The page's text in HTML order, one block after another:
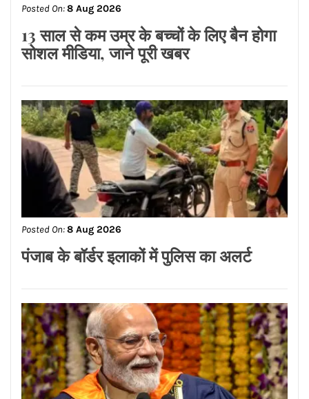
13 साल से कम उम्र के बच्चों के लिए बैन होगा
सोशल मीडिया, जाने पूरी खबर
Posted On:8 Aug 2026
पंजाब के बॉर्डर इलाकों में पुलिस का अलर्ट